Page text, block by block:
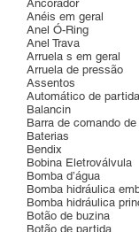
Ancorador
Anéis em geral
Anel Ó-Ring
Anel Trava
Arruela s em geral
Arruela de pressão
Assentos
Automático de partida
Balancin
Barra de comando
Baterias
Bendix
Bobina Eletroválvula
Bomba d’água
Bomba hidráulica
Bomba hidráulica
Botão de buzina
Botão de partida